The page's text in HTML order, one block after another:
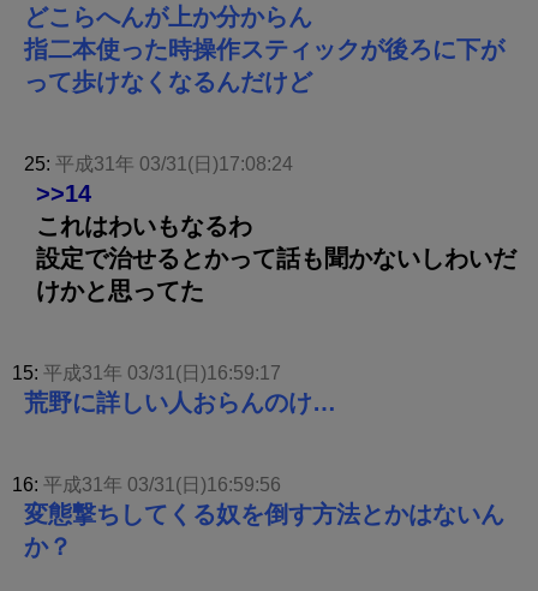
どこらへんが上か分からん
指二本使った時操作スティックが後ろに下が
って歩けなくなるんだけど
25: 平成31年 03/31(日)17:08:24
>>14
これはわいもなるわ
設定で治せるとかって話も聞かないしわいだ
けかと思ってた
15: 平成31年 03/31(日)16:59:17
荒野に詳しい人おらんのけ…
16: 平成31年 03/31(日)16:59:56
変態撃ちしてくる奴を倒す方法とかはないん
か？